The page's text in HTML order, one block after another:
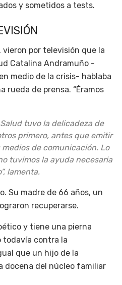
y sometidos a tests.
vieron por televisión que la
Catalina Andramuño -
medio de la crisis- hablaba
rueda de prensa. “Éramos
tuvo la delicadeza de
primero, antes que emitir
de comunicación. Lo
tuvimos la ayuda necesaria
lamenta.
Su madre de 66 años, un
recuperarse.
y tiene una pierna
todavía contra la
que un hijo de la
docena del núcleo familiar